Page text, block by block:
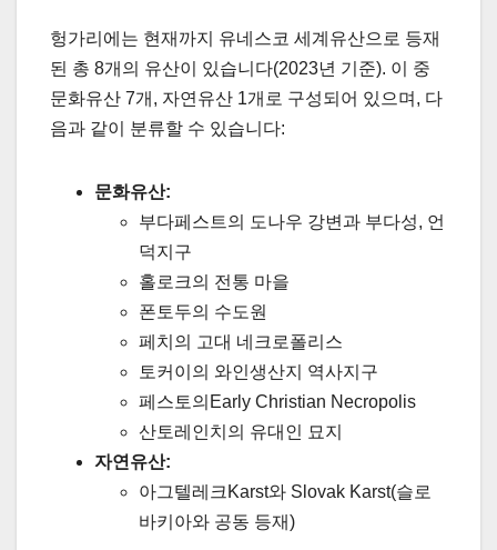
헝가리에는 현재까지 유네스코 세계유산으로 등재
된 총 8개의 유산이 있습니다(2023년 기준). 이 중
문화유산 7개, 자연유산 1개로 구성되어 있으며, 다
음과 같이 분류할 수 있습니다:
문화유산:
부다페스트의 도나우 강변과 부다성, 언
덕지구
홀로크의 전통 마을
폰토두의 수도원
페치의 고대 네크로폴리스
토커이의 와인생산지 역사지구
페스토의Early Christian Necropolis
산토레인치의 유대인 묘지
자연유산:
아그텔레크Karst와 Slovak Karst(슬로
바키아와 공동 등재)